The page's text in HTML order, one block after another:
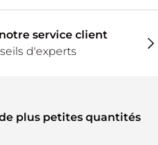
service client
d'experts
plus petites quantités